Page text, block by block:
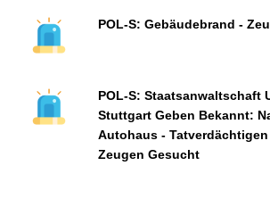
POL-S: Gebäudebrand -
POL-S: Staatsanwaltschaft
Stuttgart Geben Bekannt:
Autohaus -
Zeugen Gesucht